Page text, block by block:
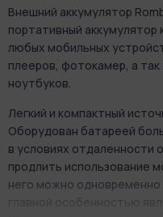
Внешний аккумулятор
портативный
любых мобильных
плееров, фотокамер, а
ноутбуков.
Легкий и компактный
Оборудован батареей
в условиях отдаленности
продлить использование
него можно
главной особенностью